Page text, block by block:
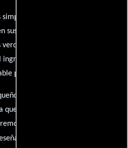
del cine: contribuyan
sus descubrimientos y compartan
fanáticos conocen. Sus
secreto que hará de
para los amantes del celuloide.
ni opinión insignificante. ¿Algún
sueñas con ver reseñada?
de esta comunidad el epicentro
en la